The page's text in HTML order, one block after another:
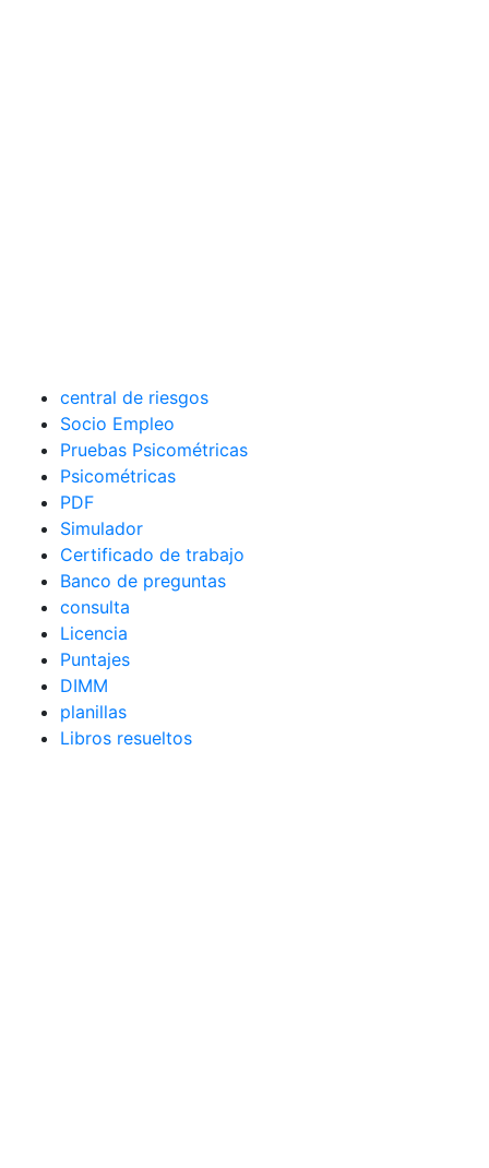
central de riesgos
Socio Empleo
Pruebas Psicométricas
Psicométricas
PDF
Simulador
Certificado de trabajo
Banco de preguntas
consulta
Licencia
Puntajes
DIMM
planillas
Libros resueltos